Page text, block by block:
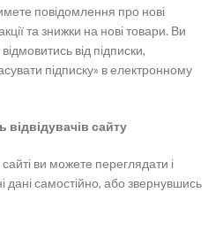
повідомлення про нові
та знижки на нові товари. Ви
від підписки,
підписку» в електронному
відвідувачів сайту
ви можете переглядати і
дані самостійно, або звернувшись